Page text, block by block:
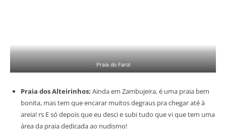
Praia do Farol
Praia dos Alteirinhos: Ainda em Zambujeira, é uma praia bem
bonita, mas tem que encarar muitos degraus pra chegar até à
areia! rs E só depois que eu desci e subi tudo que vi que tem uma
área da praia dedicada ao nudismo!